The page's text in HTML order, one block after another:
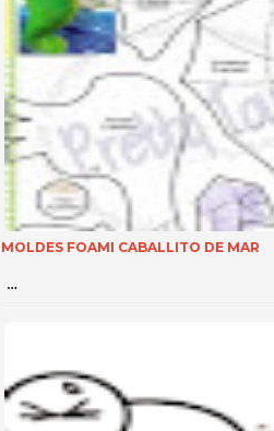
MOLDES FOAMI CABALLITO DE MAR
…